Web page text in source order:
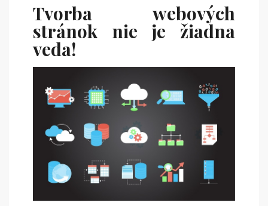
Tvorba webových
stránok nie je žiadna
veda!